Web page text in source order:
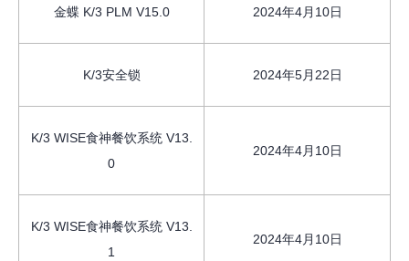
金蝶 K/3 PLM V15.0 2024年4月10日
K/3安全锁 2024年5月22日
K/3 WISE食神餐饮系统 V13.
0
2024年4月10日
K/3 WISE食神餐饮系统 V13.
1
2024年4月10日